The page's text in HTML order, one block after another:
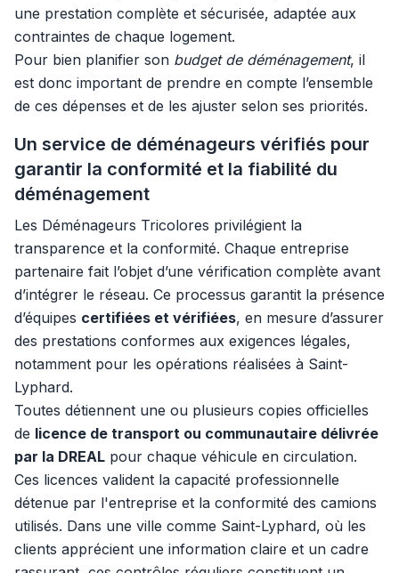
une prestation complète et sécurisée, adaptée aux
contraintes de chaque logement.
Pour bien planifier son budget de déménagement, il
est donc important de prendre en compte l’ensemble
de ces dépenses et de les ajuster selon ses priorités.
Un service de déménageurs vérifiés pour
garantir la conformité et la fiabilité du
déménagement
Les Déménageurs Tricolores privilégient la
transparence et la conformité. Chaque entreprise
partenaire fait l’objet d’une vérification complète avant
d’intégrer le réseau. Ce processus garantit la présence
d’équipes certifiées et vérifiées, en mesure d’assurer
des prestations conformes aux exigences légales,
notamment pour les opérations réalisées à Saint-
Lyphard.
Toutes détiennent une ou plusieurs copies officielles
de licence de transport ou communautaire délivrée
par la DREAL pour chaque véhicule en circulation.
Ces licences valident la capacité professionnelle
détenue par l'entreprise et la conformité des camions
utilisés. Dans une ville comme Saint-Lyphard, où les
clients apprécient une information claire et un cadre